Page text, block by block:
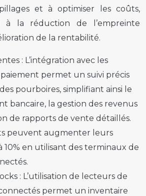
et à optimiser les coûts,
à la réduction de l’empreinte
de la rentabilité.
: L’intégration avec les
permet un suivi précis
pourboires, simplifiant ainsi le
bancaire, la gestion des revenus
de rapports de vente détaillés.
peuvent augmenter leurs
10% en utilisant des terminaux de
: L’utilisation de lecteurs de
permet un inventaire